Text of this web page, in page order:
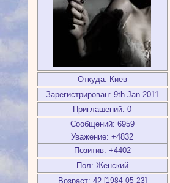
Откуда: Киев
Зарегистрирован: 9th Jan 2011
Приглашений: 0
Сообщений: 6959
Уважение: +4832
Позитив: +4402
Пол: Женский
Возраст: 42 [1984-05-23]